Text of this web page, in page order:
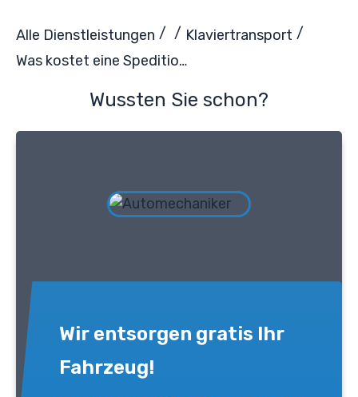
Alle Dienstleistungen / / Klaviertransport /
Was kostet eine Spedition für den Klaviertransport?
Wussten Sie schon?
Wir entsorgen gratis Ihr
Fahrzeug!